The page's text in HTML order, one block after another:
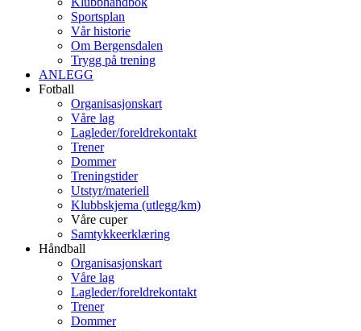
Sportsplan
Vår historie
Om Bergensdalen
Trygg på trening
ANLEGG
Fotball
Organisasjonskart
Våre lag
Lagleder/foreldrekontakt
Trener
Dommer
Treningstider
Utstyr/materiell
Klubbskjema (utlegg/km)
Våre cuper
Samtykkeerklæring
Håndball
Organisasjonskart
Våre lag
Lagleder/foreldrekontakt
Trener
Dommer